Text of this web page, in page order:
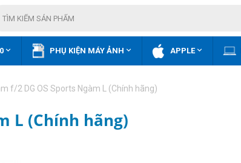
 PHỤ KIỆN MÁY ẢNH  APPLE
f/2 DG OS Sports Ngàm L (Chính hãng)
L (Chính hãng)